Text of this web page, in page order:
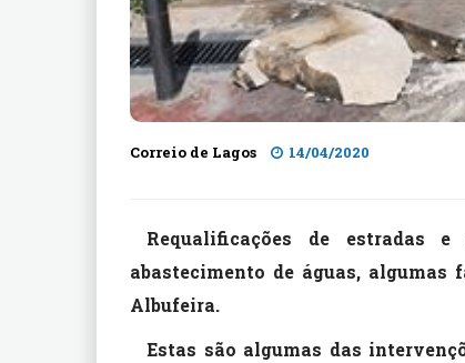
Correio de Lagos 14/04/2020
Requalificações de estradas
abastecimento de águas, algumas
Albufeira.
Estas são algumas das